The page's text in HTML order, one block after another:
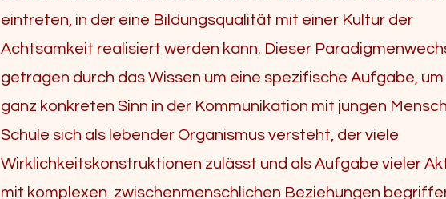
eintreten, in der eine Bildungsqualität mit einer Kultur der
Achtsamkeit realisiert werden kann. Dieser
getragen durch das Wissen um eine spezifische Aufgabe, um
ganz konkreten Sinn in der Kommunikation mit jungen
Schule sich als lebender Organismus versteht, der viele
Wirklichkeitskonstruktionen zulässt und als Aufgabe vieler
mit komplexen zwischenmenschlichen Beziehungen